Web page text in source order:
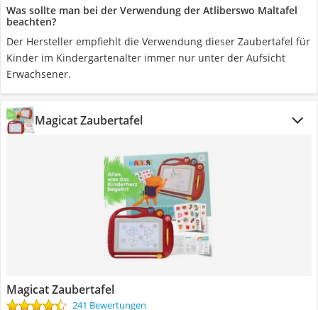
Was sollte man bei der Verwendung der Atliberswo Maltafel
beachten?
Der Hersteller empfiehlt die Verwendung dieser Zaubertafel für
Kinder im Kindergartenalter immer nur unter der Aufsicht
Erwachsener.
Magicat Zaubertafel
Magicat Zaubertafel
241 Bewertungen